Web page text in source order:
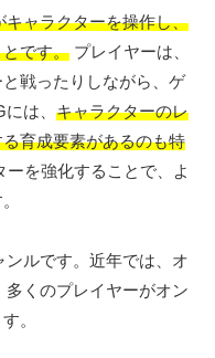
キャラクターを操作し、
です。 プレイヤーは、
戦ったりしながら、ゲ
は、 キャラクターのレ
育成要素があるのも特
を強化することで、よ
ルです。近年では、オ
くのプレイヤーがオン
。